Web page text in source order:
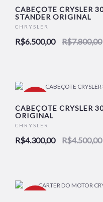
CABEÇOTE CRYSLER
STANDER ORIGINAL
CHRYSLER
R$6.500,00 R$7.800,00
CABEÇOTE CRYSLER
ORIGINAL
CHRYSLER
R$4.300,00 R$4.500,00